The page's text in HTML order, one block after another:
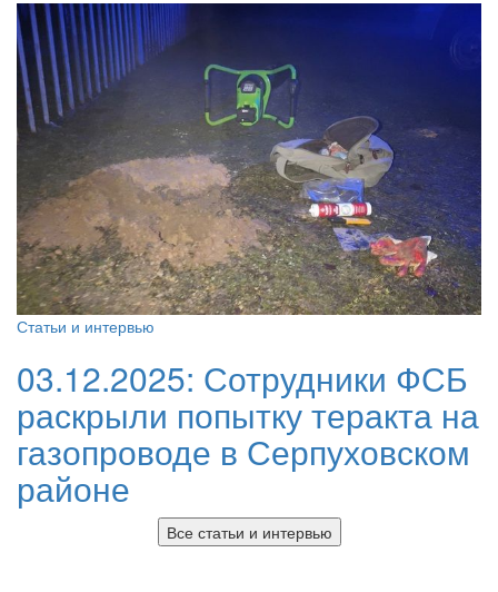
Статьи и интервью
03.12.2025: Сотрудники ФСБ
раскрыли попытку теракта на
газопроводе в Серпуховском
районе
Все статьи и интервью